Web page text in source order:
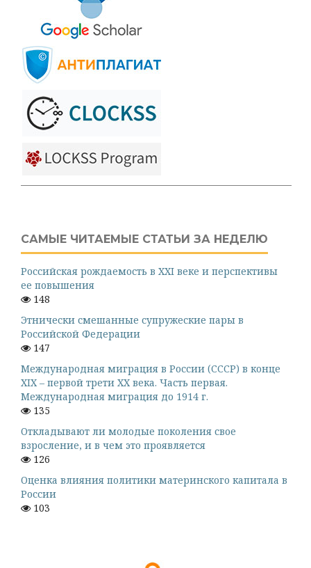
САМЫЕ ЧИТАЕМЫЕ СТАТЬИ ЗА НЕДЕЛЮ
Российская рождаемость в XXI веке и перспективы
ее повышения
148
Этнически смешанные супружеские пары в
Российской Федерации
147
Международная миграция в России (СССР) в конце
XIX – первой трети XX века. Часть первая.
Международная миграция до 1914 г.
135
Откладывают ли молодые поколения свое
взросление, и в чем это проявляется
126
Оценка влияния политики материнского капитала в
России
103